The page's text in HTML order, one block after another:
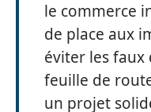
le commerce
de place aux
éviter les faux
feuille de
un projet